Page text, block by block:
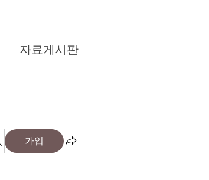
자료게시판
가입